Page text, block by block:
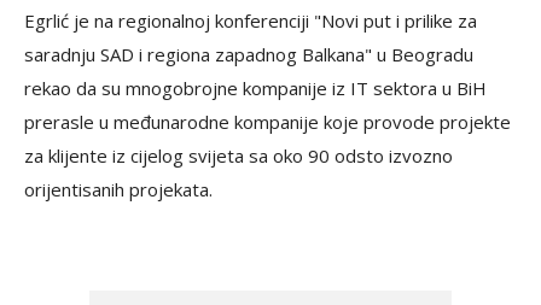
Egrlić je na regionalnoj konferenciji "Novi put i prilike za
saradnju SAD i regiona zapadnog Balkana" u Beogradu
rekao da su mnogobrojne kompanije iz IT sektora u BiH
prerasle u međunarodne kompanije koje provode projekte
za klijente iz cijelog svijeta sa oko 90 odsto izvozno
orijentisanih projekata.